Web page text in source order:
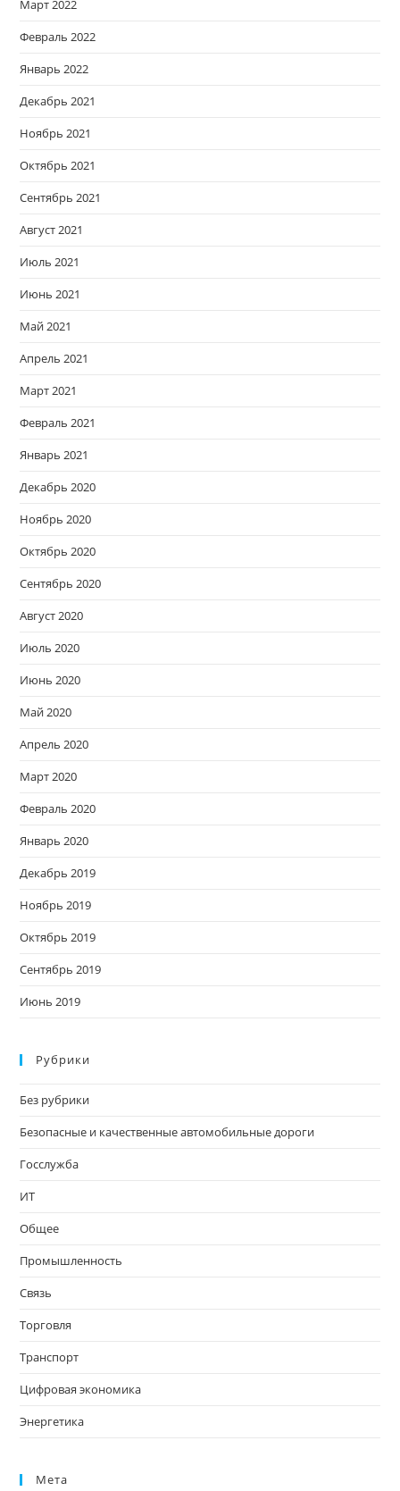
Март 2022
Февраль 2022
Январь 2022
Декабрь 2021
Ноябрь 2021
Октябрь 2021
Сентябрь 2021
Август 2021
Июль 2021
Июнь 2021
Май 2021
Апрель 2021
Март 2021
Февраль 2021
Январь 2021
Декабрь 2020
Ноябрь 2020
Октябрь 2020
Сентябрь 2020
Август 2020
Июль 2020
Июнь 2020
Май 2020
Апрель 2020
Март 2020
Февраль 2020
Январь 2020
Декабрь 2019
Ноябрь 2019
Октябрь 2019
Сентябрь 2019
Июнь 2019
Рубрики
Без рубрики
Безопасные и качественные автомобильные дороги
Госслужба
ИТ
Общее
Промышленность
Связь
Торговля
Транспорт
Цифровая экономика
Энергетика
Мета